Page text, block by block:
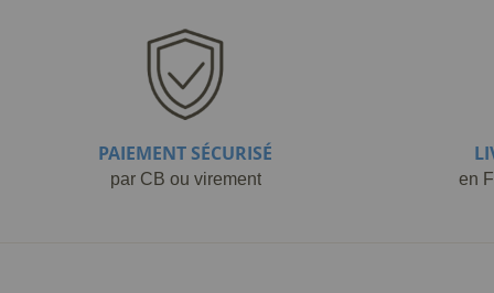
PAIEMENT SÉCURISÉ
par CB ou virement en